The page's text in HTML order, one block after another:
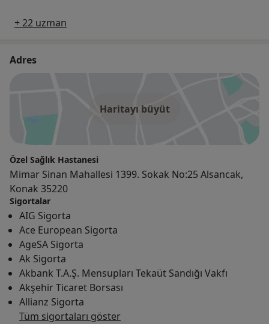
+ 22 uzman
Adres
Haritayı büyüt
Özel Sağlık Hastanesi
Mimar Sinan Mahallesi 1399. Sokak No:25 Alsancak,
Konak 35220
Sigortalar
AIG Sigorta
Ace European Sigorta
AgeSA Sigorta
Ak Sigorta
Akbank T.A.Ş. Mensupları Tekaüt Sandığı Vakfı
Akşehir Ticaret Borsası
Allianz Sigorta
Tüm sigortaları göster